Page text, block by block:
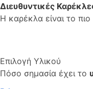
Διευθυντικές
Η καρέκλα είναι το
Επιλογή Υλικού
Πόσο σημασία έχει το